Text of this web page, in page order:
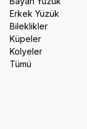
Erkek Yüzük
Bileklikler
Küpeler
Kolyeler
Tümü